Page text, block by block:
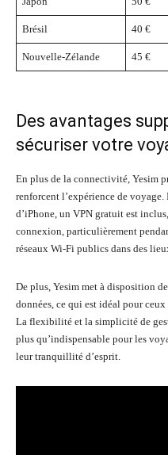
Brésil 40 €
Nouvelle-Zélande 45 €
Des avantages
sécuriser votre
En plus de la connectivité, Yesim
renforcent l’expérience de
d’iPhone, un VPN gratuit est
connexion, particulièrement
réseaux Wi-Fi publics dans des
De plus, Yesim met à disposition
données, ce qui est idéal pour
La flexibilité et la simplicité de
plus qu’indispensable pour les
leur tranquillité d’esprit.